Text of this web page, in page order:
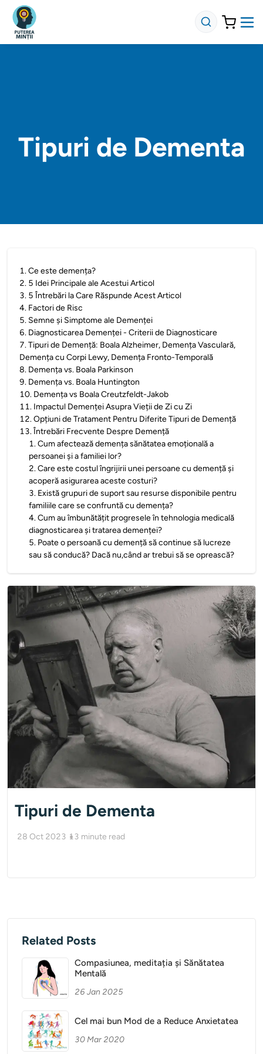
Tipuri de Dementa
1.Ce este demența?
2. 5 Idei Principale ale Acestui Articol
3. 5 Întrebări la Care Răspunde Acest Articol
4. Factori de Risc
5. Semne și Simptome ale Demenței
6. Diagnosticarea Demenței - Criterii de Diagnosticare
7.Tipuri de Demență: Boala Alzheimer, Demența Vasculară,
Demența cu Corpi Lewy, Demența Fronto-Temporală
8. Demența vs. Boala Parkinson
9. Demența vs. Boala Huntington
10. Demența vs Boala Creutzfeldt-Jakob
11. Impactul Demenței Asupra Vieții de Zi cu Zi
12.Opțiuni de Tratament Pentru Diferite Tipuri de Demență
13.Întrebări Frecvente Despre Demență
1.Cum afectează demența sănătatea emoțională a
persoanei și a familiei lor?
2.Care este costul îngrijirii unei persoane cu demență și
acoperă asigurarea aceste costuri?
3. Există grupuri de suport sau resurse disponibile pentru
familiile care se confruntă cu demența?
4.Cum au îmbunătățit progresele în tehnologia medicală
diagnosticarea și tratarea demenței?
5. Poate o persoană cu demență să continue să lucreze
sau să conducă? Dacă nu,când ar trebui să se oprească?
Tipuri de Dementa
28 Oct 2023 13 minute read
Related Posts
Compasiunea, meditația și Sănătatea
Mentală
26 Jan 2025
Cel mai bun Mod de a Reduce Anxietatea
30 Mar 2020